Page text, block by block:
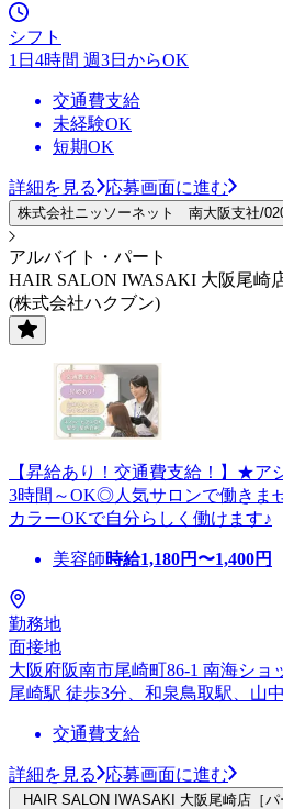
シフト
1日4時間 週3日からOK
交通費支給
未経験OK
短期OK
詳細を見る 応募画面に進む
株式会社ニッソーネット 南大阪支社/
アルバイト・パート
HAIR SALON IWASAKI 大阪尾崎
(株式会社ハクブン)
【昇給あり！交通費支給！】★ア
3時間～OK◎人気サロンで働きま
カラーOKで自分らしく働けます♪
美容師時給1,180円〜1,400円
勤務地
面接地
大阪府阪南市尾崎町86-1 南海ショ
尾崎駅 徒歩3分、和泉鳥取駅、山
交通費支給
詳細を見る 応募画面に進む
HAIR SALON IWASAKI 大阪尾崎店［